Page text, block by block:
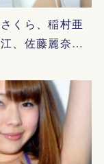
くら、稲村亜
、佐藤麗奈…